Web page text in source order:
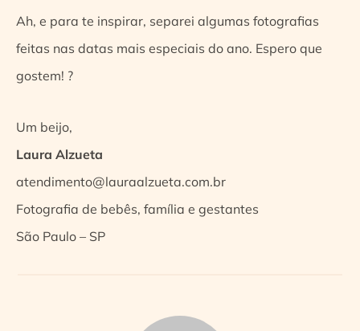
Ah, e para te inspirar, separei algumas fotografias
feitas nas datas mais especiais do ano. Espero que
gostem! ?
Um beijo,
Laura Alzueta
atendimento@lauraalzueta.com.br
Fotografia de bebês, família e gestantes
São Paulo – SP